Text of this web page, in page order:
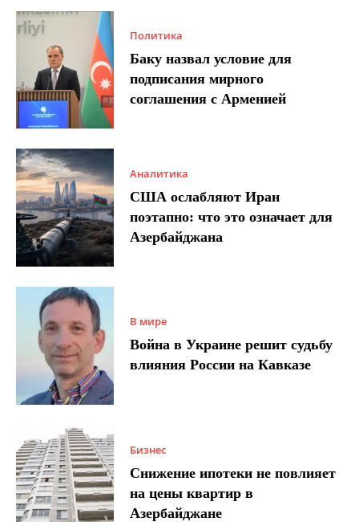
Политика
Баку назвал условие для
подписания мирного
соглашения с Арменией
Аналитика
США ослабляют Иран
поэтапно: что это означает для
Азербайджана
В мире
Война в Украине решит судьбу
влияния России на Кавказе
Бизнес
Снижение ипотеки не повлияет
на цены квартир в
Азербайджане